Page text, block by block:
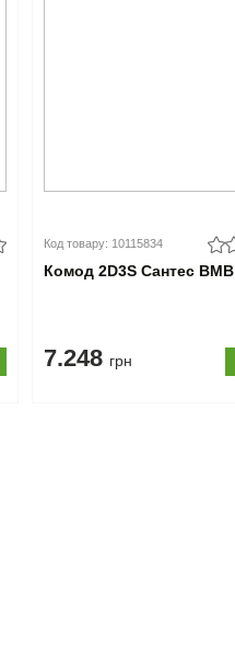
Код товару: 10115834
Комод 2D3S Сантес ВМВ
7.248 грн